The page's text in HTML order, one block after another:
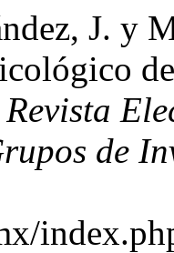
J. y
Revista
de